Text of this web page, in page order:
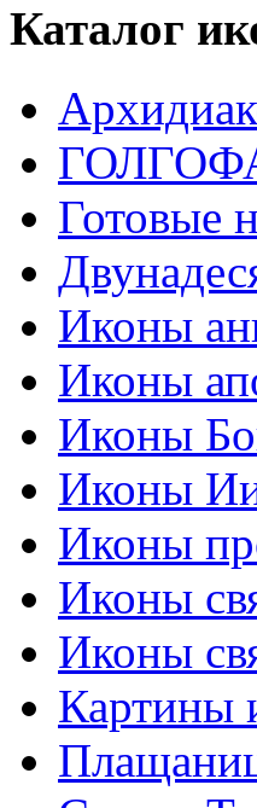
Каталог
Готовые
Иконы
Иконы
Иконы
Иконы
Иконы
Иконы
Иконы
Картины